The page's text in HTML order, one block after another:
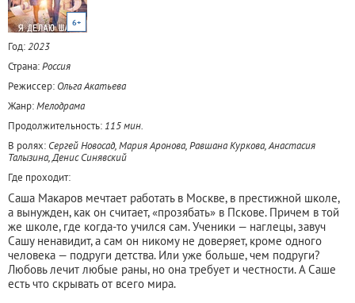
6+
Год:2023
Страна:Россия
Режиссер: Ольга Акатьева
Жанр:Мелодрама
Продолжительность: 115 мин.
В ролях: Сергей Новосад, Мария Аронова, Равшана Куркова, Анастасия
Талызина, Денис Синявский
Где проходит:
Саша Макаров мечтает работать в Москве, в престижной школе,
а вынужден, как он считает, «прозябать» в Пскове. Причем в той
же школе, где когда-то учился сам. Ученики — наглецы, завуч
Сашу ненавидит, а сам он никому не доверяет, кроме одного
человека — подруги детства. Или уже больше, чем подруги?
Любовь лечит любые раны, но она требует и честности. А Саше
есть что скрывать от всего мира.